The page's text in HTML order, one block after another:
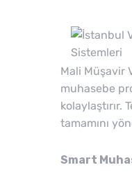
Mali Müşavir
muhasebe
tamamını
Smart